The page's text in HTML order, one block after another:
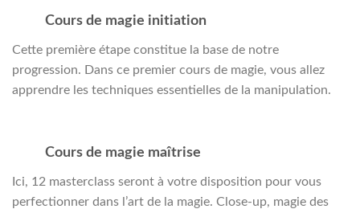
Cours de magie initiation
Cette première étape constitue la base de notre
progression. Dans ce premier cours de magie, vous allez
apprendre les techniques essentielles de la manipulation.
Cours de magie maîtrise
Ici, 12 masterclass seront à votre disposition pour vous
perfectionner dans l’art de la magie. Close-up, magie des